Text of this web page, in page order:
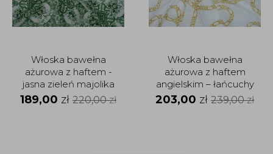
Włoska bawełna
ażurowa z haftem -
jasna zieleń majolika
189,00 zł 220,00zł
Włoska bawełna
ażurowa z haftem
angielskim – łańcuchy
203,00 zł 239,00zł